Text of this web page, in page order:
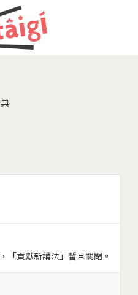
「貢獻新講法」暫且關閉。